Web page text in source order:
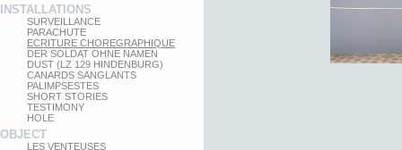
INSTALLATIONS
SURVEILLANCE
PARACHUTE
ECRITURE CHOREGRAPHIQUE
DER SOLDAT OHNE NAMEN
DUST (LZ 129 HINDENBURG)
CANARDS SANGLANTS
PALIMPSESTES
SHORT STORIES
TESTIMONY
HOLE
OBJECT
LES VENTEUSES